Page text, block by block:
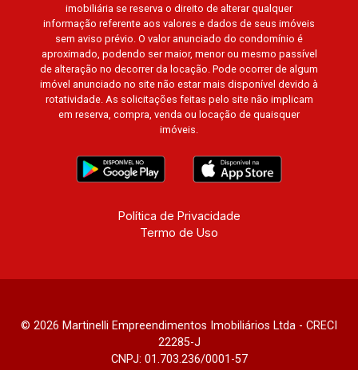
imobiliária se reserva o direito de alterar qualquer
informação referente aos valores e dados de seus imóveis
sem aviso prévio. O valor anunciado do condomínio é
aproximado, podendo ser maior, menor ou mesmo passível
de alteração no decorrer da locação. Pode ocorrer de algum
imóvel anunciado no site não estar mais disponível devido à
rotatividade. As solicitações feitas pelo site não implicam
em reserva, compra, venda ou locação de quaisquer
imóveis.
Política de Privacidade
Termo de Uso
© 2026 Martinelli Empreendimentos Imobiliários Ltda - CRECI
22285-J
CNPJ: 01.703.236/0001-57